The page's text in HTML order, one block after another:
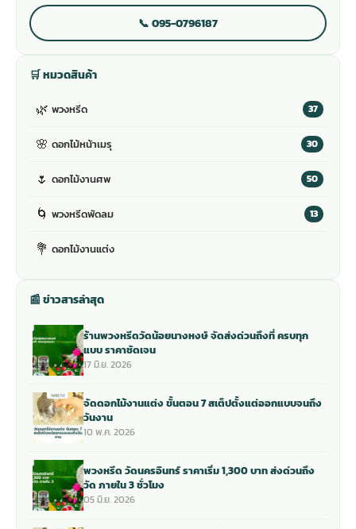
📞 095-0796187
🛒 หมวดสินค้า
🌿 พวงหรีด 37
🌸 ดอกไม้หน้าเมรุ 30
🌷 ดอกไม้งานศพ 50
🌀 พวงหรีดพัดลม 13
💐 ดอกไม้งานแต่ง
📰 ข่าวสารล่าสุด
ร้านพวงหรีดวัดน้อยนางหงษ์ จัดส่งด่วนถึงที่ ครบทุก
แบบ ราคาชัดเจน
17 มิ.ย. 2026
จัดดอกไม้งานแต่ง ขั้นตอน 7 สเต็ปตั้งแต่ออกแบบจนถึง
วันงาน
10 พ.ค. 2026
พวงหรีด วัดนครอินทร์ ราคาเริ่ม 1,300 บาท ส่งด่วนถึง
วัด ภายใน 3 ชั่วโมง
05 มิ.ย. 2026